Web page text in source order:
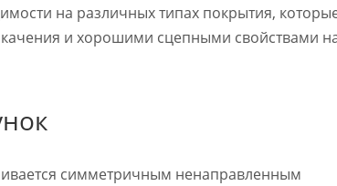
на различных типах покрытия,
и хорошими сцепными свойствами
симметричным ненаправленным